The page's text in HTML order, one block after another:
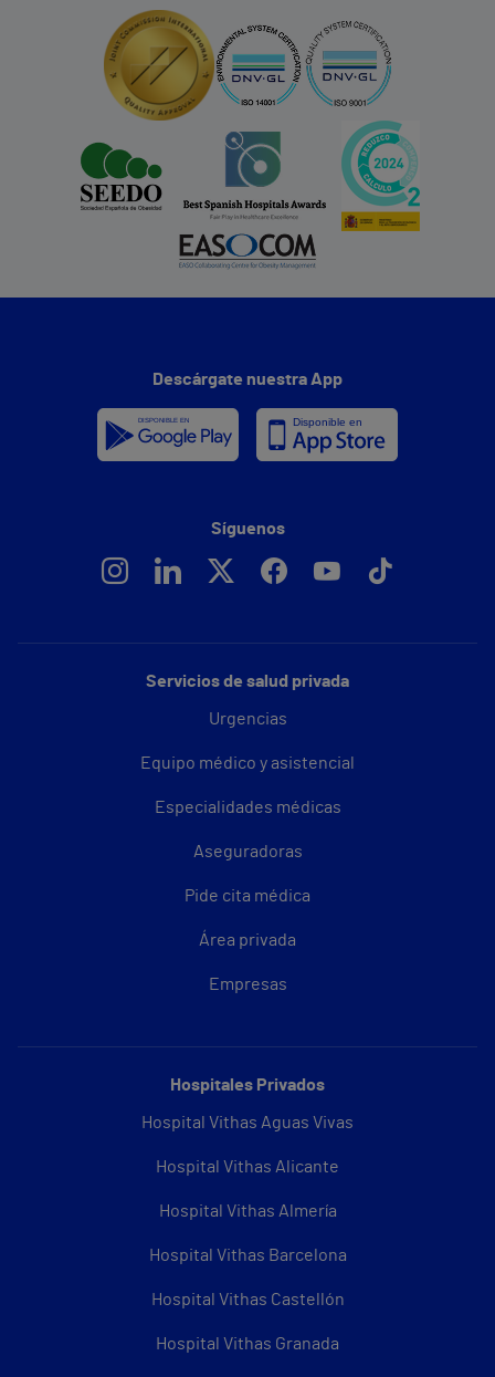
Servicios de salud privada
Urgencias
Equipo médico y asistencial
Especialidades médicas
Aseguradoras
Pide cita médica
Área privada
Empresas
Hospitales Privados
Hospital Vithas Aguas Vivas
Hospital Vithas Alicante
Hospital Vithas Almería
Hospital Vithas Barcelona
Hospital Vithas Castellón
Hospital Vithas Granada
Descárgate nuestra App
Síguenos